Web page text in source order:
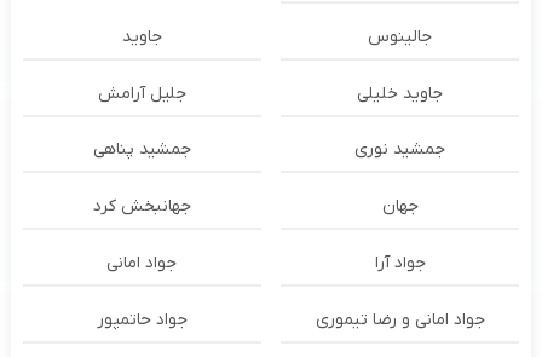
جالینوس جاوید
جاوید خلیلی جلیل آرامش
جمشید نوری جمشید پناهی
جهان جهانبخش کرد
جواد آرا جواد امانی
جواد امانی و رضا تیموری جواد حاتمپور